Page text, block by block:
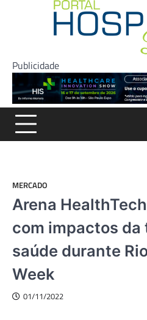
Publicidade
MERCADO
Arena
com impactos da
saúde durante
Week
01/11/2022